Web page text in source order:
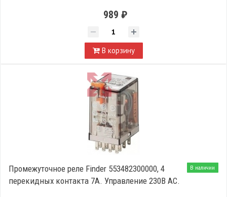
989 ₽
В корзину
В наличии
Промежуточное реле Finder 553482300000, 4
перекидных контакта 7А. Управление 230В AC.